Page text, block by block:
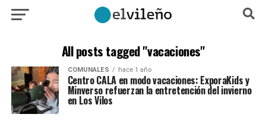
All posts tagged "vacaciones"
COMUNALES hace 1 año
Centro CALA en modo vacaciones: ExporaKids y
Minverso refuerzan la entretención del invierno
en Los Vilos